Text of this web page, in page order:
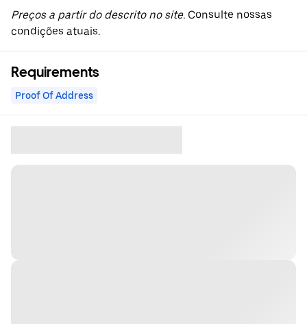
Preços a partir do descrito no site. Consulte nossas
condições atuais.
Requirements
Proof Of Address